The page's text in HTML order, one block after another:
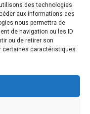
des technologies
aux informations des
nous permettra de
de navigation ou les ID
ou de retirer son
certaines caractéristiques